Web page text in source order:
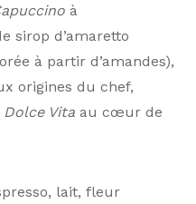
à
sirop d’amaretto
à partir d’amandes),
origines du chef,
Dolce Vita au cœur de
lait, fleur